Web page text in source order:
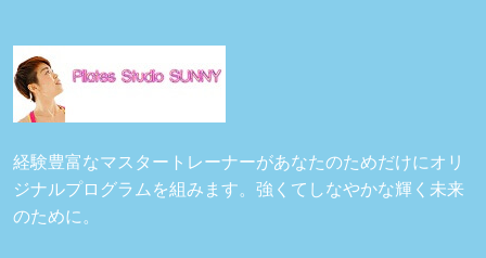
経験豊富なマスタートレーナーがあなたのためだけにオリ
ジナルプログラムを組みます。強くてしなやかな輝く未来
のために。